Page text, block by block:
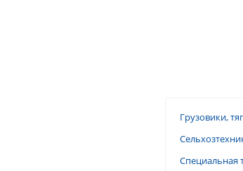
Грузовики,
Специальная